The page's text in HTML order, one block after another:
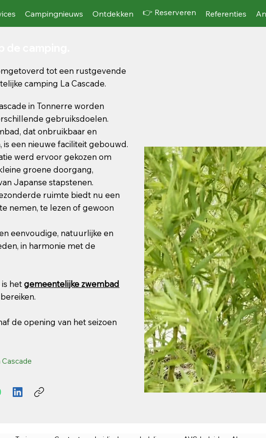
Campingnieuws Ontdekken 👉 Reserveren Referenties
tot een rustgevende
camping La Cascade.
in Tonnerre worden
gebruiksdoelen.
dat onbruikbaar en
een nieuwe faciliteit gebouwd.
werd ervoor gekozen om
groene doorgang,
Japanse stapstenen.
ruimte biedt nu een
nemen, te lezen of gewoon
eenvoudige, natuurlijke en
in harmonie met de
is hetgemeentelijke zwembad
de opening van het seizoen
Cascade